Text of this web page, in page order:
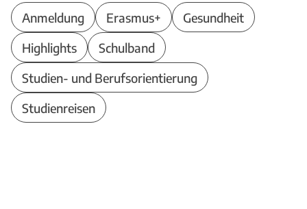
Anmeldung Erasmus+
Gesundheit
Highlights
Schulband
Studien- und Berufsorientierung
Studienreisen